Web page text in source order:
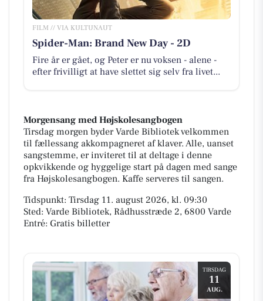
FILM // VIA KULTUNAUT
Spider-Man: Brand New Day - 2D
Fire år er gået, og Peter er nu voksen - alene -
efter frivilligt at have slettet sig selv fra livet...
Morgensang med Højskolesangbogen
Tirsdag morgen byder Varde Bibliotek velkommen
til fællessang akkompagneret af klaver. Alle, uanset
sangstemme, er inviteret til at deltage i denne
opkvikkende og hyggelige start på dagen med sange
fra Højskolesangbogen. Kaffe serveres til sangen.
Tidspunkt: Tirsdag 11. august 2026, kl. 09:30
Sted: Varde Bibliotek, Rådhusstræde 2, 6800 Varde
Entré: Gratis billetter
TIRSDAG
11
AUG.